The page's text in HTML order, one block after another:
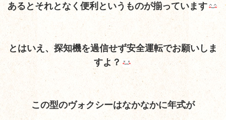
あるとそれとなく便利というものが揃っています
とはいえ、探知機を過信せず安全運転でお願いしま
すよ？
この型のヴォクシーはなかなかに年式が